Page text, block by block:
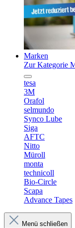
Marken
Zur Kategorie
tesa
3M
Orafol
selmundo
Synco Lube
Siga
AFTC
Nitto
Müroll
monta
technicoll
Bio-Circle
Scapa
Advance Tapes
Menü schließen